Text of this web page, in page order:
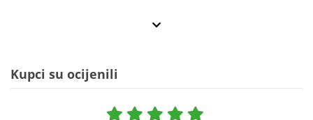
Kupci su ocijenili